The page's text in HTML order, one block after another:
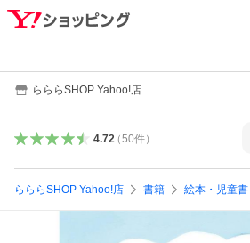
らららSHOP Yahoo!店
4.72（50件）
らららSHOP Yahoo!店 書籍 絵本・児童書